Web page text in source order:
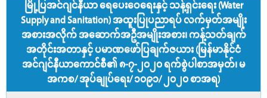
မြို့ပြအင်ဂျင်နီယာ ရေပေးဝေရေးနှင့် သန့်ရှင်းရေး (Water
Supply and Sanitation) အထူးပြုပညာရပ် လက်မှတ်အမျိုး
အစားအလိုက် အဆောက်အဦအမျိုးအစား၊ ကန့်သတ်ချက်
အတိုင်းအတာနှင့် ပမာဏဖော်ပြချက်ဇယား (မြန်မာနိုင်ငံ
အင်ဂျင်နီယာကောင်စီ၏ ၈-၇-၂၀၂၀ ရက်စွဲပါစာအမှတ်၊ မ
အကစ/ အုပ်ချုပ်ရေး/ ၁၀၉၁/ ၂၀၂၀ စာအရ)